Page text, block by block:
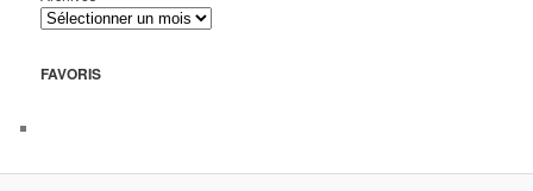
FAVORIS